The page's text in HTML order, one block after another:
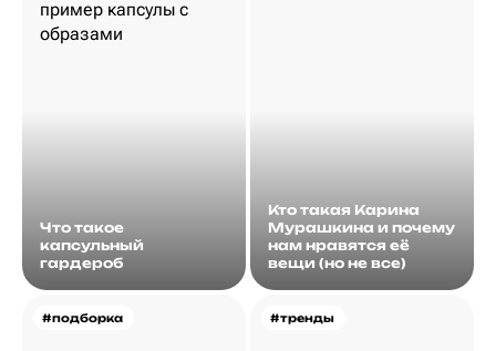
Что такое
капсульный
гардероб
Кто такая Карина
Мурашкина и почему
нам нравятся её
вещи (но не все)
#подборка #тренды